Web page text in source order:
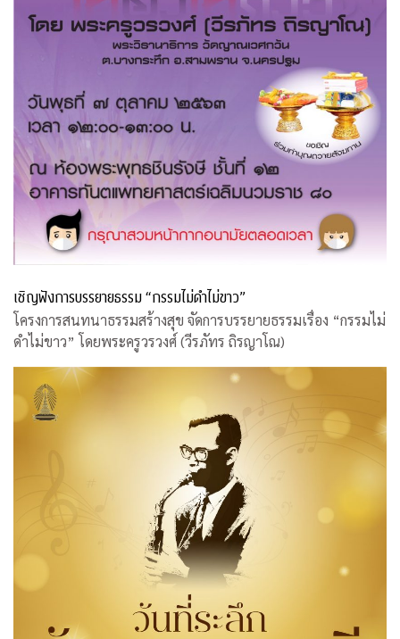
เชิญฟังการบรรยายธรรม “กรรมไม่ดำไม่ขาว”
โครงการสนทนาธรรมสร้างสุข จัดการบรรยายธรรมเรื่อง “กรรมไม่
ดำไม่ขาว” โดยพระครูวรวงศ์ (วีรภัทร ถิรญาโณ)